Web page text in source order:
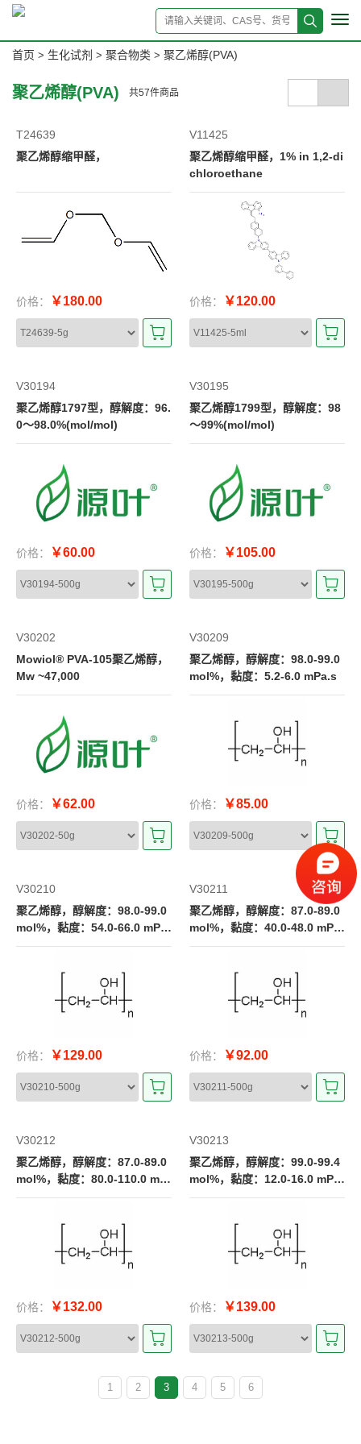
首页 > 生化试剂 > 聚合物类 > 聚乙烯醇(PVA)
聚乙烯醇(PVA) 共57件商品
T24639
聚乙烯醇缩甲醛，
价格： ￥180.00
V11425
聚乙烯醇缩甲醛，1% in 1,2-di
chloroethane
价格： ￥120.00
V30194
聚乙烯醇1797型，醇解度：96.
0～98.0%(mol/mol)
价格： ￥60.00
V30195
聚乙烯醇1799型，醇解度：98
～99%(mol/mol)
价格： ￥105.00
V30202
Mowiol® PVA-105聚乙烯醇，
Mw ~47,000
价格： ￥62.00
V30209
聚乙烯醇，醇解度：98.0-99.0
mol%，黏度：5.2-6.0 mPa.s
价格： ￥85.00
V30210
聚乙烯醇，醇解度：98.0-99.0
mol%，黏度：54.0-66.0 mPa.
s
价格： ￥129.00
V30211
聚乙烯醇，醇解度：87.0-89.0
mol%，黏度：40.0-48.0 mPa.
s
价格： ￥92.00
V30212
聚乙烯醇，醇解度：87.0-89.0
mol%，黏度：80.0-110.0 mP
a.s
价格： ￥132.00
V30213
聚乙烯醇，醇解度：99.0-99.4
mol%，黏度：12.0-16.0 mPa.
s
价格： ￥139.00
1 2 3 4 5 6